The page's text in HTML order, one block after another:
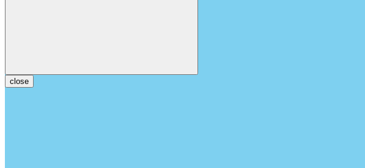
close